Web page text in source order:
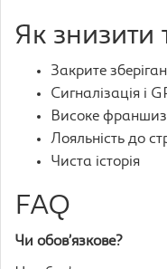
Як знизити
Закрите
Сигналізація і
Високе
Лояльність до
Чиста історія
FAQ
Чи обов’язкове?